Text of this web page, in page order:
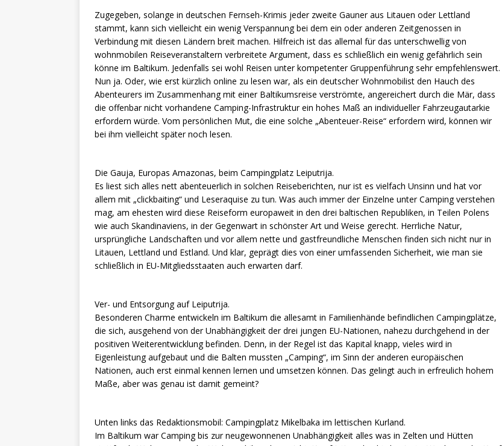
Zugegeben, solange in deutschen Fernseh-Krimis jeder zweite Gauner aus Litauen oder Lettland
stammt, kann sich vielleicht ein wenig Verspannung bei dem ein oder anderen Zeitgenossen in
Verbindung mit diesen Ländern breit machen. Hilfreich ist das allemal für das unterschwellig von
wohnmobilen Reiseveranstaltern verbreitete Argument, dass es schließlich ein wenig gefährlich sein
könne im Baltikum. Jedenfalls sei wohl Reisen unter kompetenter Gruppenführung sehr empfehlenswert.
Nun ja. Oder, wie erst kürzlich online zu lesen war, als ein deutscher Wohnmobilist den Hauch des
Abenteurers im Zusammenhang mit einer Baltikumsreise verströmte, angereichert durch die Mär, dass
die offenbar nicht vorhandene Camping-Infrastruktur ein hohes Maß an individueller Fahrzeugautarkie
erfordern würde. Vom persönlichen Mut, die eine solche „Abenteuer-Reise“ erfordern wird, können wir
bei ihm vielleicht später noch lesen.
Die Gauja, Europas Amazonas, beim Campingplatz Leiputrija.
Es liest sich alles nett abenteuerlich in solchen Reiseberichten, nur ist es vielfach Unsinn und hat vor
allem mit „clickbaiting“ und Leseraquise zu tun. Was auch immer der Einzelne unter Camping verstehen
mag, am ehesten wird diese Reiseform europaweit in den drei baltischen Republiken, in Teilen Polens
wie auch Skandinaviens, in der Gegenwart in schönster Art und Weise gerecht. Herrliche Natur,
ursprüngliche Landschaften und vor allem nette und gastfreundliche Menschen finden sich nicht nur in
Litauen, Lettland und Estland. Und klar, geprägt dies von einer umfassenden Sicherheit, wie man sie
schließlich in EU-Mitgliedsstaaten auch erwarten darf.
Ver- und Entsorgung auf Leiputrija.
Besonderen Charme entwickeln im Baltikum die allesamt in Familienhände befindlichen Campingplätze,
die sich, ausgehend von der Unabhängigkeit der drei jungen EU-Nationen, nahezu durchgehend in der
positiven Weiterentwicklung befinden. Denn, in der Regel ist das Kapital knapp, vieles wird in
Eigenleistung aufgebaut und die Balten mussten „Camping“, im Sinn der anderen europäischen
Nationen, auch erst einmal kennen lernen und umsetzen können. Das gelingt auch in erfreulich hohem
Maße, aber was genau ist damit gemeint?
Unten links das Redaktionsmobil: Campingplatz Mikelbaka im lettischen Kurland.
Im Baltikum war Camping bis zur neugewonnenen Unabhängigkeit alles was in Zelten und Hütten